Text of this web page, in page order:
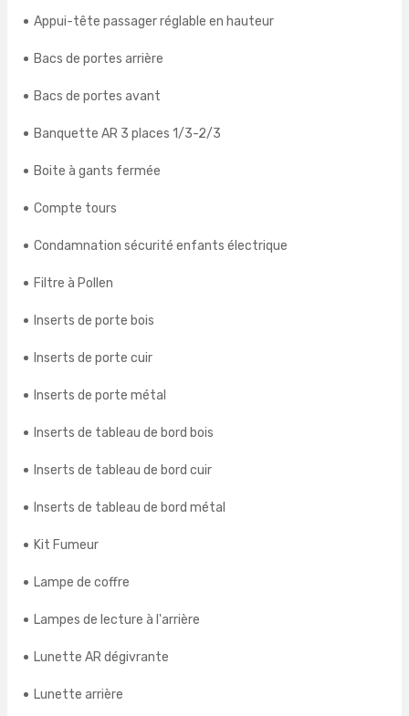
Appui-tête passager réglable en hauteur
Bacs de portes arrière
Bacs de portes avant
Banquette AR 3 places 1/3-2/3
Boite à gants fermée
Compte tours
Condamnation sécurité enfants électrique
Filtre à Pollen
Inserts de porte bois
Inserts de porte cuir
Inserts de porte métal
Inserts de tableau de bord bois
Inserts de tableau de bord cuir
Inserts de tableau de bord métal
Kit Fumeur
Lampe de coffre
Lampes de lecture à l'arrière
Lunette AR dégivrante
Lunette arrière